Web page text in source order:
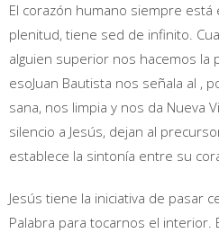
El corazón humano siempre
plenitud, tiene sed de infinito.
alguien superior nos hacemos la
esoJuan Bautista nos señala al ,
sana, nos limpia y nos da Nueva
silencio a Jesús, dejan al
establece la sintonía entre su
Jesús tiene la iniciativa de pasar
Palabra para tocarnos el interior.